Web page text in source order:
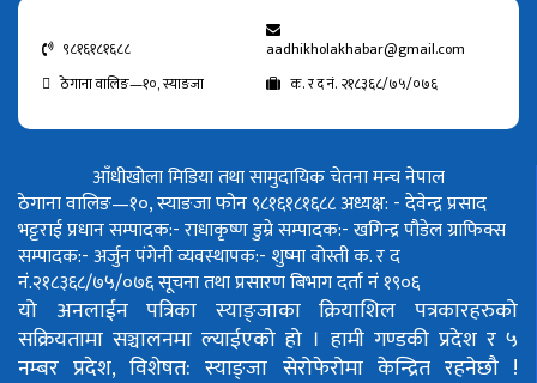
९८१६१८१६८८
aadhikholakhabar@gmail.com
ठेगाना वालिङ—१०, स्याङजा
क. र द नं. २१८३६८/७५/०७६
आँधीखोला मिडिया तथा सामुदायिक चेतना मन्च नेपाल
ठेगाना वालिङ—१०, स्याङजा फोन ९८१६१८१६८८अध्यक्ष: - देवेन्द्र प्रसाद
भट्टराईप्रधान सम्पादक:- राधाकृष्ण डुम्रेसम्पादक:- खगिन्द्र पौडेलग्राफिक्स
सम्पादक:- अर्जुन पंगेनीव्यवस्थापक:- शुष्मा वोस्तीक. र द
नं.२१८३६८/७५/०७६सूचना तथा प्रसारण बिभाग दर्ता नं १९०६
यो अनलाईन पत्रिका स्याङ्जाका क्रियाशिल पत्रकारहरुको
सक्रियतामा सञ्चालनमा ल्याईएको हो । हामी गण्डकी प्रदेश र ५
नम्बर प्रदेश, विशेषत: स्याङ्जा सेरोफेरोमा केन्द्रित रहनेछौ !